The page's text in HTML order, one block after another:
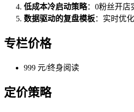
低成本冷启动策略：0粉丝开店
数据驱动的复盘模板：实时优
专栏价格
999 元/终身阅读
定价策略